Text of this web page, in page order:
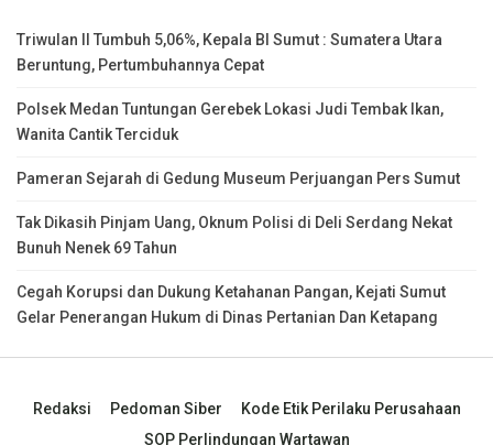
Triwulan II Tumbuh 5,06%, Kepala BI Sumut : Sumatera Utara
Beruntung, Pertumbuhannya Cepat
Polsek Medan Tuntungan Gerebek Lokasi Judi Tembak Ikan,
Wanita Cantik Terciduk
Pameran Sejarah di Gedung Museum Perjuangan Pers Sumut
Tak Dikasih Pinjam Uang, Oknum Polisi di Deli Serdang Nekat
Bunuh Nenek 69 Tahun
Cegah Korupsi dan Dukung Ketahanan Pangan, Kejati Sumut
Gelar Penerangan Hukum di Dinas Pertanian Dan Ketapang
Redaksi Pedoman Siber
Kode Etik Perilaku Perusahaan
SOP Perlindungan Wartawan